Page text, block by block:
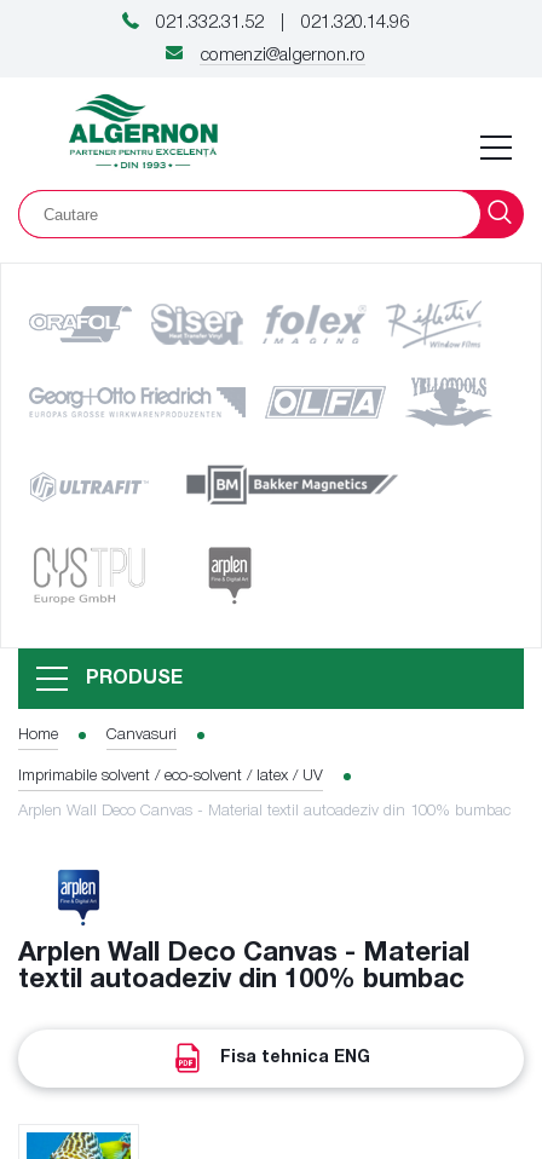
021.332.31.52
021.320.14.96
comenzi@algernon.ro
PRODUSE
Home Canvasuri
Imprimabile solvent / eco-solvent / latex / UV
Arplen Wall Deco Canvas - Material textil autoadeziv din 100% bumbac
Arplen Wall Deco Canvas - Material
textil autoadeziv din 100% bumbac
Fisa tehnica ENG